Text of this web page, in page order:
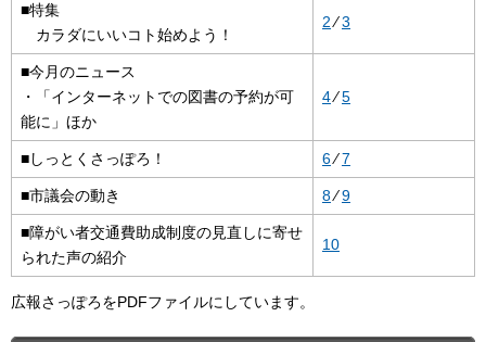
■特集
カラダにいいコト始めよう！
2⁄3
■今月のニュース
・「インターネットでの図書の予約が可
能に」ほか
4⁄5
■しっとくさっぽろ！ 6⁄7
■市議会の動き 8⁄9
■障がい者交通費助成制度の見直しに寄せ
られた声の紹介
10
広報さっぽろをPDFファイルにしています。